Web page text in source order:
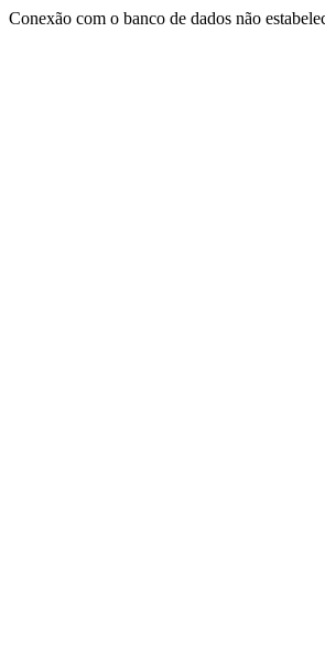
Conexão com o banco de dados não